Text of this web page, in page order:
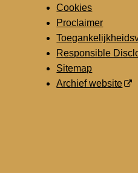
Cookies
Proclaimer
Responsible
Sitemap
Archief website